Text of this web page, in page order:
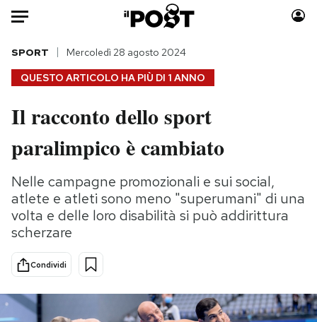
Auto
HOME
Italia
Politica
Tecnologia
Internet
Scienza
Cultura
Economia
Moda
Consumismi
Storie/Idee
Ok Boomer!
Media
QUESTO ARTICOLO HA PIÙ DI 1 ANNO
SPORT Mercoledì 28 agosto 2024
Il racconto dello sport
paralimpico è cambiato
Nelle campagne promozionali e sui social,
atlete e atleti sono meno "superumani" di una
volta e delle loro disabilità si può addirittura
scherzare
Condividi